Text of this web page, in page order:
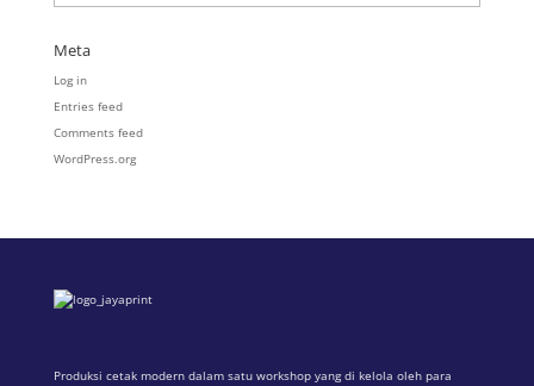
Meta
Log in
Entries feed
Comments feed
WordPress.org
Produksi cetak modern dalam satu workshop yang di kelola oleh para